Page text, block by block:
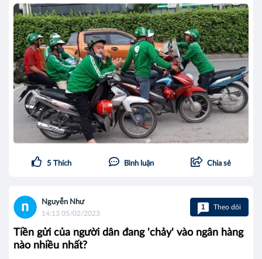
5 Thích Bình luận Chia sẻ
Nguyễn Như
14:13 05/02/2023
1 Theo dõi
Tiền gửi của người dân đang 'chảy' vào ngân hàng
nào nhiều nhất?